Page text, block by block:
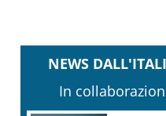
NEWS
In